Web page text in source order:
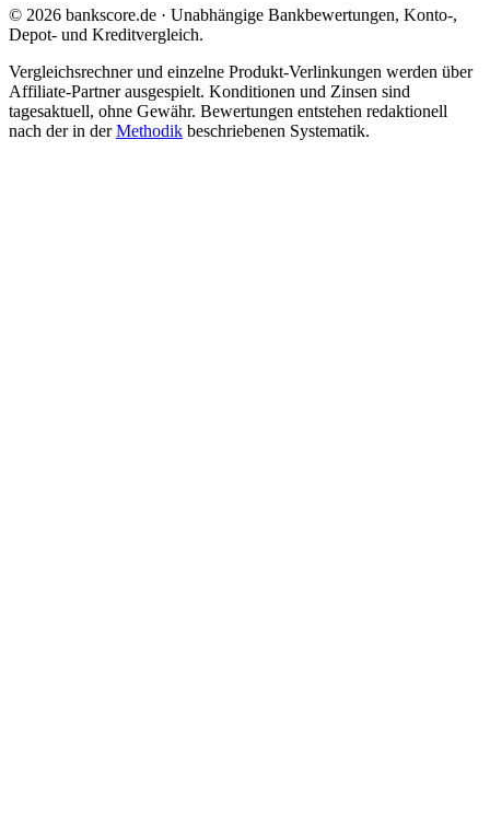
© 2026 bankscore.de · Unabhängige Bankbewertungen, Konto-,
Depot- und Kreditvergleich.
Vergleichsrechner und einzelne Produkt-Verlinkungen werden über
Affiliate-Partner ausgespielt. Konditionen und Zinsen sind
tagesaktuell, ohne Gewähr. Bewertungen entstehen redaktionell
nach der in derMethodik beschriebenen Systematik.